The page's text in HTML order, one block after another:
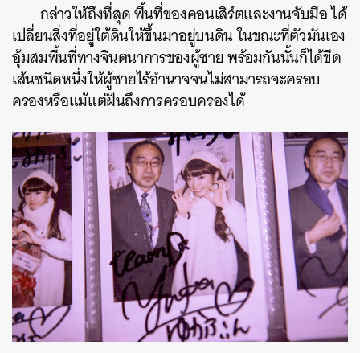
กล่าวให้ถึงที่สุด พื้นที่ของคอนเสิร์ตและงานจับมือ ได้
เปลี่ยนสิ่งที่อยู่ใต้ดินให้ขึ้นมาอยู่บนดิน ในขณะที่ตัวมันเอง
อุ้มสมพื้นที่ทางจินตนาการของผู้ชาย พร้อมกันนั้นก็ได้ขีด
เส้นชนิดหนึ่งให้ผู้ชายไร้อำนาจจนไม่สามารถจะครอบ
ครองหรือแม้แต่ฝันถึงการครอบครองได้
ค้นหา
SHARE TWEET LINE EMAIL